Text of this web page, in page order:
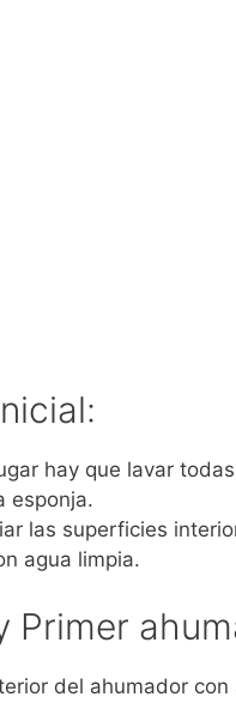
hay que lavar
esponja.
las superficies
agua limpia.
Primer
del ahumador